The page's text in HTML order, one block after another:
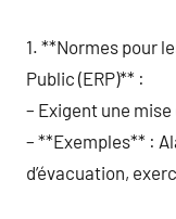
1. **Normes pour
Public (ERP)** :
– Exigent une
– **Exemples** :
d’évacuation,